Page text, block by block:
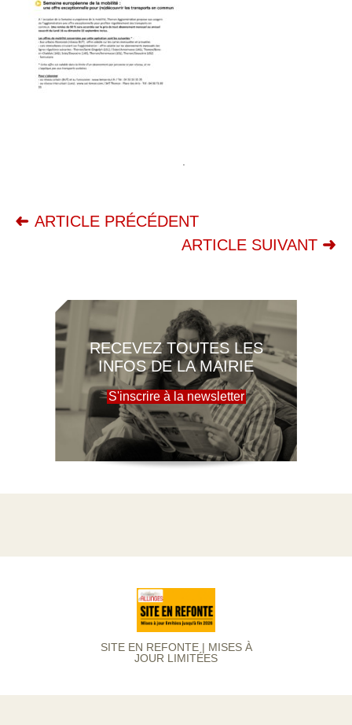
ARTICLE PRÉCÉDENT
ARTICLE SUIVANT
RECEVEZ TOUTES LES
INFOS DE LA MAIRIE
S'inscrire à la newsletter
SITE EN REFONTE | MISES À
JOUR LIMITÉES